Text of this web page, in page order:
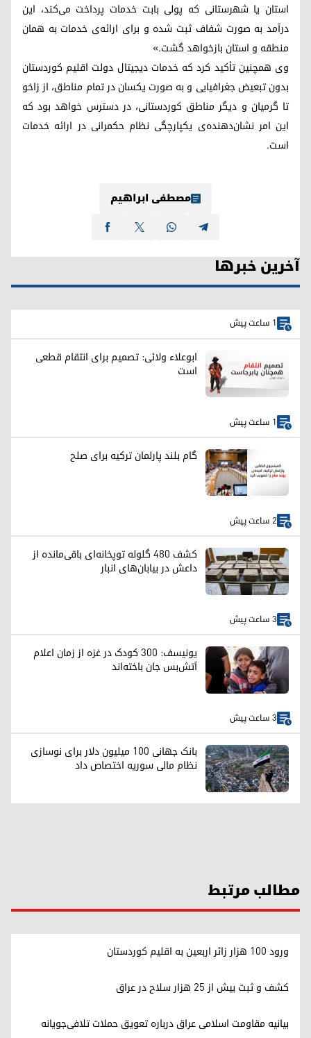
استان یا شهرستانی که پولی بابت خدمات پرداخت می‌کند، این
درآمد به صورت شفاف ثبت شده و برای ارائه‌ی خدمات به همان
منطقه و استان بازخواهد گشت.»
وی همچنین تأکید کرد که خدمات دیجیتال دولت اقلیم کوردستان
بدون تبعیض جغرافیایی و به صورت یکسان در تمام مناطق، از زاخو
تا گرمیان و دیگر مناطق کوردستانی، در دسترس خواهد بود که
این امر نشان‌دهنده‌ی یکپارچگی نظام حکمرانی در ارائه خدمات
است.
مصطفی ابراهیم
آخرین خبرها
1 ساعت پیش
ابوعلاء ولائی: تصمیم برای انتقام قطعی
است
1 ساعت پیش
گام بلند پارلمان ترکیه برای صلح
2 ساعت پیش
کشف ۴۸۰ گلوله توپخانه‌ای باقی‌مانده از
داعش در بیابان‌های انبار
3 ساعت پیش
یونیسف: ۳۰۰ کودک در غزه از زمان اعلام
آتش‌بس جان باخته‌اند
3 ساعت پیش
بانک جهانی ۱۰۰ میلیون دلار برای نوسازی
نظام مالی سوریه اختصاص داد
مطالب مرتبط
ورود ۱۰۰ هزار زائر اربعین به اقلیم کوردستان
کشف و ثبت بیش از ۲۵ هزار سلاح در عراق
بیانیه مقاومت اسلامی عراق درباره تعویق حملات تلافی‌جویانه